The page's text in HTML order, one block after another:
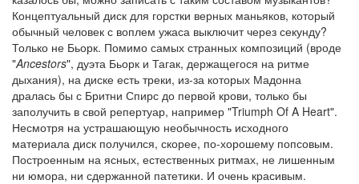
Концептуальный диск для горстки верных маньяков, который
обычный человек с воплем ужаса выключит через секунду?
Только не Бьорк. Помимо самых странных композиций (вроде
"Ancestors", дуэта Бьорк и Тагак, держащегося на ритме
дыхания), на диске есть треки, из-за которых Мадонна
дралась бы с Бритни Спирс до первой крови, только бы
заполучить в свой репертуар, например "Triumph Of A Heart".
Несмотря на устрашающую необычность исходного
материала диск получился, скорее, по-хорошему попсовым.
Построенным на ясных, естественных ритмах, не лишенным
ни юмора, ни сдержанной патетики. И очень красивым.